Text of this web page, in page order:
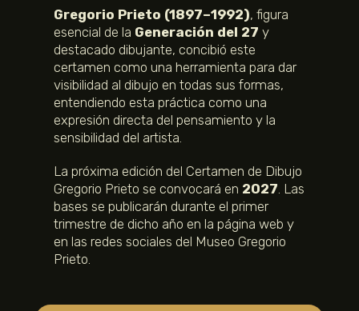
Gregorio Prieto (1897–1992), figura
esencial de la Generación del 27 y
destacado dibujante, concibió este
certamen como una herramienta para dar
visibilidad al dibujo en todas sus formas,
entendiendo esta práctica como una
expresión directa del pensamiento y la
sensibilidad del artista.
La próxima edición del Certamen de Dibujo
Gregorio Prieto se convocará en 2027. Las
bases se publicarán durante el primer
trimestre de dicho año en la página web y
en las redes sociales del Museo Gregorio
Prieto.